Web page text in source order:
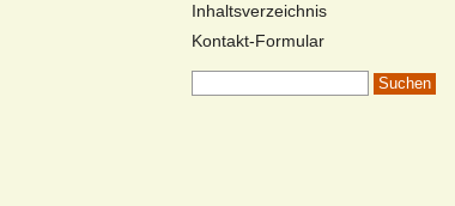
Inhaltsverzeichnis
Kontakt-Formular